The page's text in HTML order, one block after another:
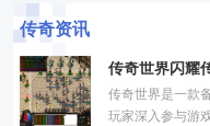
传奇资讯
传奇世界闪耀
传奇世界是一款
玩家深入参与游